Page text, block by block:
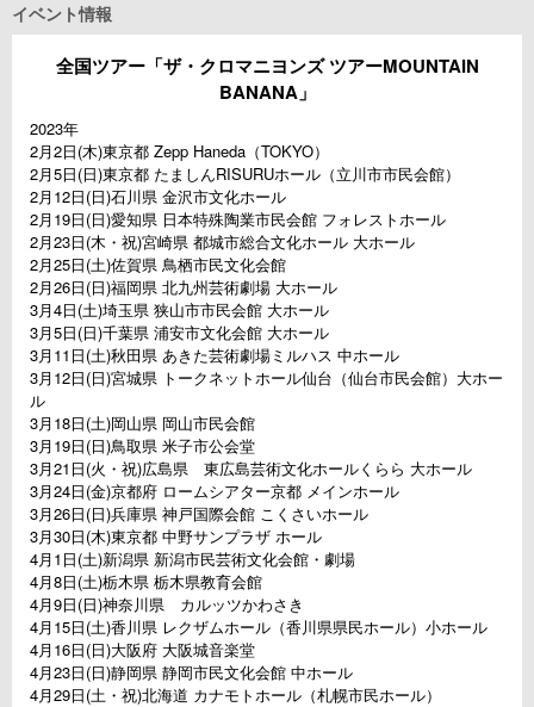
イベント情報
全国ツアー「ザ・クロマニヨンズ ツアーMOUNTAIN
BANANA」
2023年
2月2日(木)東京都 Zepp Haneda（TOKYO）
2月5日(日)東京都 たましんRISURUホール（立川市市民会館）
2月12日(日)石川県 金沢市文化ホール
2月19日(日)愛知県 日本特殊陶業市民会館 フォレストホール
2月23日(木・祝)宮崎県 都城市総合文化ホール 大ホール
2月25日(土)佐賀県 鳥栖市民文化会館
2月26日(日)福岡県 北九州芸術劇場 大ホール
3月4日(土)埼玉県 狭山市市民会館 大ホール
3月5日(日)千葉県 浦安市文化会館 大ホール
3月11日(土)秋田県 あきた芸術劇場ミルハス 中ホール
3月12日(日)宮城県 トークネットホール仙台（仙台市民会館）大ホー
ル
3月18日(土)岡山県 岡山市民会館
3月19日(日)鳥取県 米子市公会堂
3月21日(火・祝)広島県 東広島芸術文化ホールくらら 大ホール
3月24日(金)京都府 ロームシアター京都 メインホール
3月26日(日)兵庫県 神戸国際会館 こくさいホール
3月30日(木)東京都 中野サンプラザ ホール
4月1日(土)新潟県 新潟市民芸術文化会館・劇場
4月8日(土)栃木県 栃木県教育会館
4月9日(日)神奈川県 カルッツかわさき
4月15日(土)香川県 レクザムホール（香川県県民ホール）小ホール
4月16日(日)大阪府 大阪城音楽堂
4月23日(日)静岡県 静岡市民文化会館 中ホール
4月29日(土・祝)北海道 カナモトホール（札幌市民ホール）